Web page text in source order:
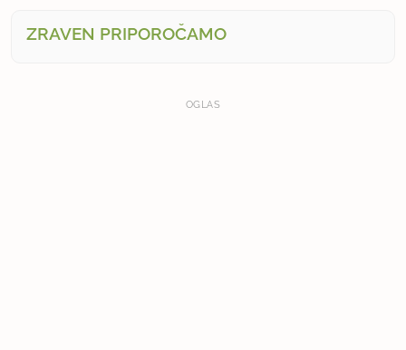
ZRAVEN PRIPOROČAMO
OGLAS